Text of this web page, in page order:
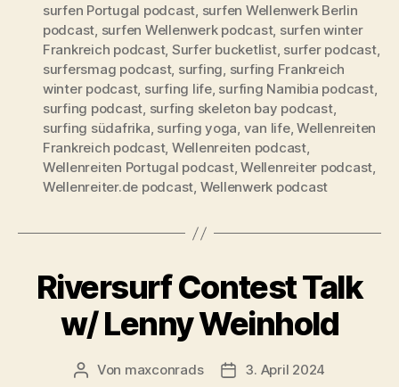
surfen Portugal podcast, surfen Wellenwerk Berlin
podcast, surfen Wellenwerk podcast, surfen winter
Frankreich podcast, Surfer bucketlist, surfer podcast,
surfersmag podcast, surfing, surfing Frankreich
winter podcast, surfing life, surfing Namibia podcast,
surfing podcast, surfing skeleton bay podcast,
surfing südafrika, surfing yoga, van life,Wellenreiten
Frankreich podcast, Wellenreiten podcast,
Wellenreiten Portugal podcast,Wellenreiter podcast,
Wellenreiter.de podcast, Wellenwerk podcast
Riversurf Contest Talk
w/ Lenny Weinhold
Beitragsautor
Von maxconrads Beitragsdatum
3. April 2024